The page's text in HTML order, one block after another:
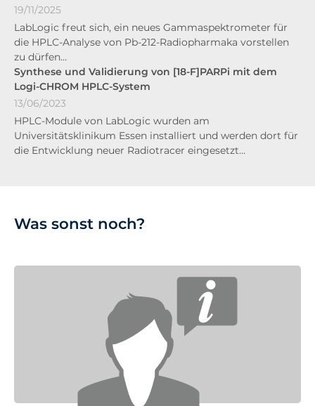
19/11/2025
LabLogic freut sich, ein neues Gammaspektrometer für
die HPLC-Analyse von Pb-212-Radiopharmaka vorstellen
zu dürfen…
Synthese und Validierung von [18-F]PARPi mit dem
Logi-CHROM HPLC-System
13/06/2023
HPLC-Module von LabLogic wurden am
Universitätsklinikum Essen installiert und werden dort für
die Entwicklung neuer Radiotracer eingesetzt…
Was sonst noch?